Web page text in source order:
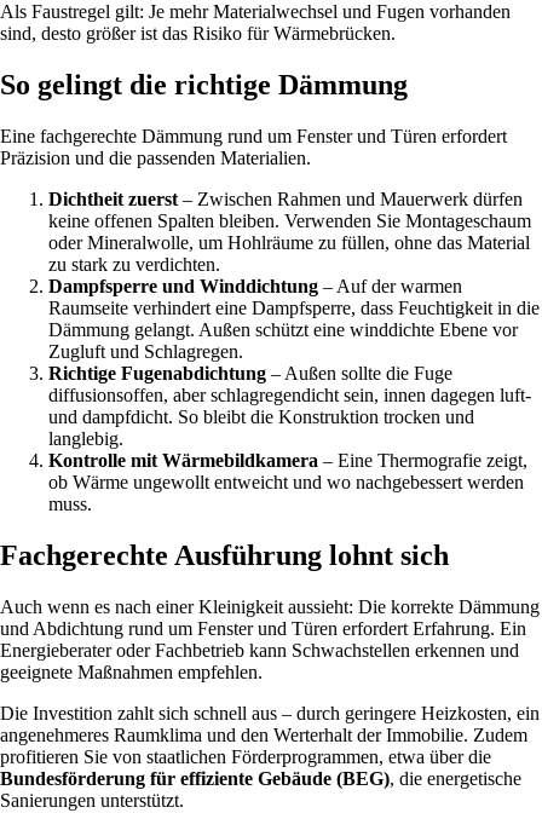
Als Faustregel gilt: Je mehr Materialwechsel und Fugen vorhanden
sind, desto größer ist das Risiko für Wärmebrücken.
So gelingt die richtige Dämmung
Eine fachgerechte Dämmung rund um Fenster und Türen erfordert
Präzision und die passenden Materialien.
Dichtheit zuerst – Zwischen Rahmen und Mauerwerk dürfen
keine offenen Spalten bleiben. Verwenden Sie Montageschaum
oder Mineralwolle, um Hohlräume zu füllen, ohne das Material
zu stark zu verdichten.
Dampfsperre und Winddichtung – Auf der warmen
Raumseite verhindert eine Dampfsperre, dass Feuchtigkeit in die
Dämmung gelangt. Außen schützt eine winddichte Ebene vor
Zugluft und Schlagregen.
Richtige Fugenabdichtung – Außen sollte die Fuge
diffusionsoffen, aber schlagregendicht sein, innen dagegen luft-
und dampfdicht. So bleibt die Konstruktion trocken und
langlebig.
Kontrolle mit Wärmebildkamera – Eine Thermografie zeigt,
ob Wärme ungewollt entweicht und wo nachgebessert werden
muss.
Fachgerechte Ausführung lohnt sich
Auch wenn es nach einer Kleinigkeit aussieht: Die korrekte Dämmung
und Abdichtung rund um Fenster und Türen erfordert Erfahrung. Ein
Energieberater oder Fachbetrieb kann Schwachstellen erkennen und
geeignete Maßnahmen empfehlen.
Die Investition zahlt sich schnell aus – durch geringere Heizkosten, ein
angenehmeres Raumklima und den Werterhalt der Immobilie. Zudem
profitieren Sie von staatlichen Förderprogrammen, etwa über die
Bundesförderung für effiziente Gebäude (BEG), die energetische
Sanierungen unterstützt.